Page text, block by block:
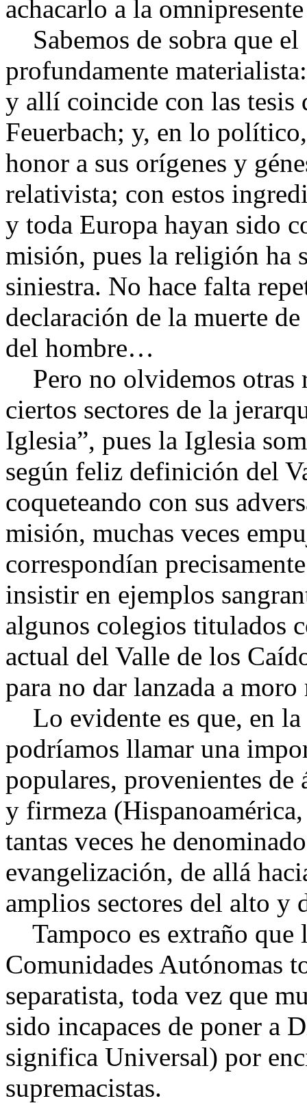
achacarlo a la
Sabemos de sobra que el
profundamente
y allí coincide con las tesis
Feuerbach; y, en lo
honor a sus orígenes y
relativista; con estos
y toda Europa hayan sido
misión, pues la religión ha
siniestra. No hace falta
declaración de la muerte
del hombre…
Pero no olvidemos otras
ciertos sectores de la
Iglesia”, pues la Iglesia
según feliz definición del
coqueteando con sus
misión, muchas veces
correspondían
insistir en ejemplos
algunos colegios titulados
actual del Valle de los
para no dar lanzada a moro
Lo evidente es que, en la
podríamos llamar una
populares, provenientes de
y firmeza
tantas veces he
evangelización, de allá
amplios sectores del alto y
Tampoco es extraño que
Comunidades Autónomas
separatista, toda vez que
sido incapaces de poner a
significa Universal) por
supremacistas.